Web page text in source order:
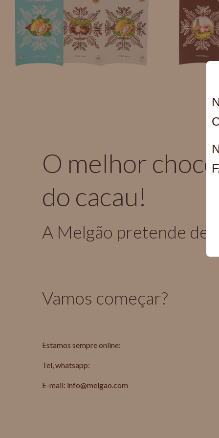
O melhor
do cacau!
A Melgão pretende
Vamos começar?
Estamos sempre online:
Tel, whatsapp:
E-mail: info@melgao.com